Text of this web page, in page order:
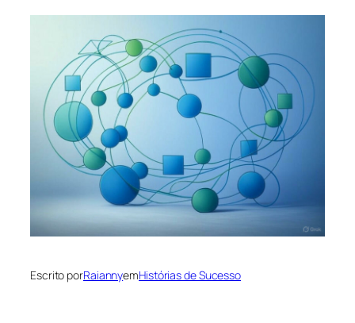
Escrito porRaiannyemHistórias de Sucesso